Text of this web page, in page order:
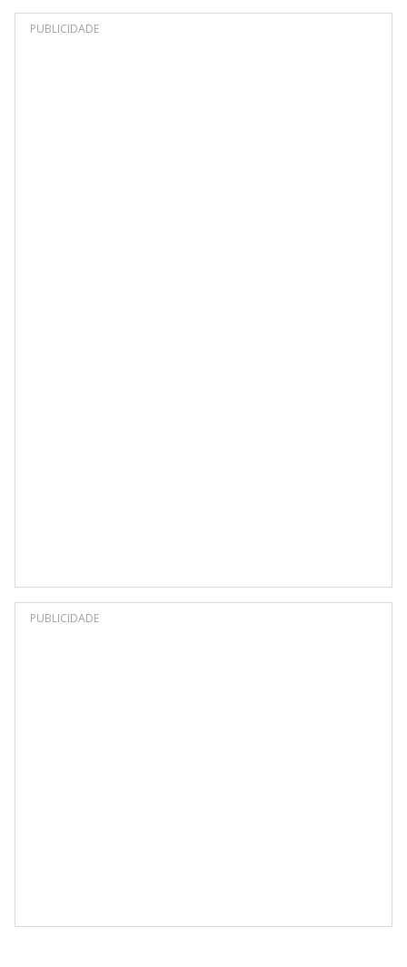
PUBLICIDADE
PUBLICIDADE